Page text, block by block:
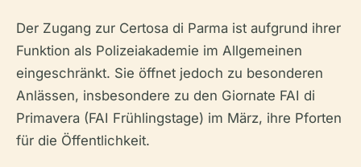
Der Zugang zur Certosa di Parma ist aufgrund ihrer
Funktion als Polizeiakademie im Allgemeinen
eingeschränkt. Sie öffnet jedoch zu besonderen
Anlässen, insbesondere zu den Giornate FAI di
Primavera (FAI Frühlingstage) im März, ihre Pforten
für die Öffentlichkeit.